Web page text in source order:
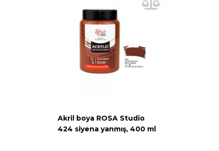
Akril boya ROSA Studio
424 siyena yanmış, 400 ml